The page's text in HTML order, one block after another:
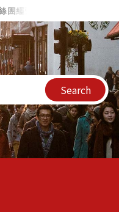
社團標章 – 教你獲得話題